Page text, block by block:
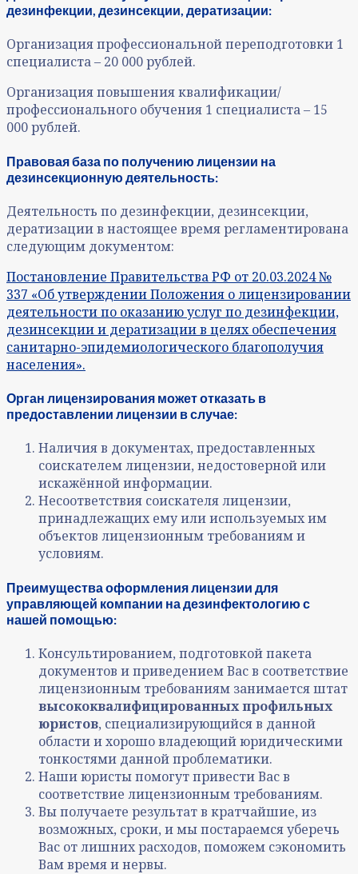
дезинфекции, дезинсекции, дератизации:
Организация профессиональной переподготовки 1
специалиста – 20 000 рублей.
Организация повышения квалификации/
профессионального обучения 1 специалиста – 15
000 рублей.
Правовая база по получению лицензии на
дезинсекционную деятельность:
Деятельность по дезинфекции, дезинсекции,
дератизации в настоящее время регламентирована
следующим документом:
Постановление Правительства РФ от 20.03.2024 №
337 «Об утверждении Положения о лицензировании
деятельности по оказанию услуг по дезинфекции,
дезинсекции и дератизации в целях обеспечения
санитарно-эпидемиологического благополучия
населения».
Орган лицензирования может отказать в
предоставлении лицензии в случае:
Наличия в документах, предоставленных
соискателем лицензии, недостоверной или
искажённой информации.
Несоответствия соискателя лицензии,
принадлежащих ему или используемых им
объектов лицензионным требованиям и
условиям.
Преимущества оформления лицензии для
управляющей компании на дезинфектологию с
нашей помощью:
Консультированием, подготовкой пакета
документов и приведением Вас в соответствие
лицензионным требованиям занимается штат
высококвалифицированных профильных
юристов, специализирующийся в данной
области и хорошо владеющий юридическими
тонкостями данной проблематики.
Наши юристы помогут привести Вас в
соответствие лицензионным требованиям.
Вы получаете результат в кратчайшие, из
возможных, сроки, и мы постараемся уберечь
Вас от лишних расходов, поможем сэкономить
Вам время и нервы.